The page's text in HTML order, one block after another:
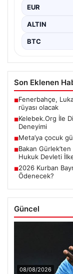
EUR
ALTIN
BTC
Son Eklenen
■Fenerbahçe,
rüyası olacak
■Kelebek.Org İle
Deneyimi
■Meta’ya çocuk
■Bakan
Hukuk Devleti
■2026 Kurban
Ödenecek?
Güncel
08/08/2026